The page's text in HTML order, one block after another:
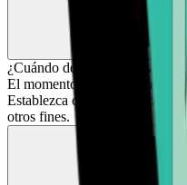
¿Cuándo debo vender
El momento adecuado para
Establezca objetivos claros o
otros fines.